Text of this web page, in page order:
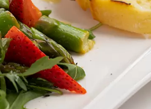
JULIANA TRAIL
ADRIA TRAIL